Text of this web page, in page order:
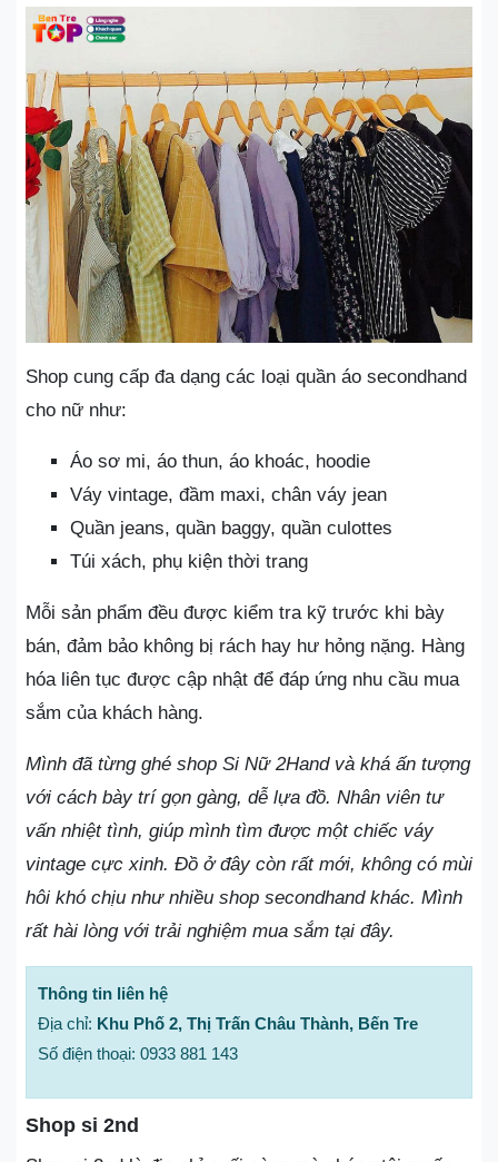
Shop cung cấp đa dạng các loại quần áo secondhand
cho nữ như:
Áo sơ mi, áo thun, áo khoác, hoodie
Váy vintage, đầm maxi, chân váy jean
Quần jeans, quần baggy, quần culottes
Túi xách, phụ kiện thời trang
Mỗi sản phẩm đều được kiểm tra kỹ trước khi bày
bán, đảm bảo không bị rách hay hư hỏng nặng. Hàng
hóa liên tục được cập nhật để đáp ứng nhu cầu mua
sắm của khách hàng.
Mình đã từng ghé shop Si Nữ 2Hand và khá ấn tượng
với cách bày trí gọn gàng, dễ lựa đồ. Nhân viên tư
vấn nhiệt tình, giúp mình tìm được một chiếc váy
vintage cực xinh. Đồ ở đây còn rất mới, không có mùi
hôi khó chịu như nhiều shop secondhand khác. Mình
rất hài lòng với trải nghiệm mua sắm tại đây.
Thông tin liên hệ
Địa chỉ: Khu Phố 2, Thị Trấn Châu Thành, Bến Tre
Số điện thoại: 0933 881 143
Shop si 2nd